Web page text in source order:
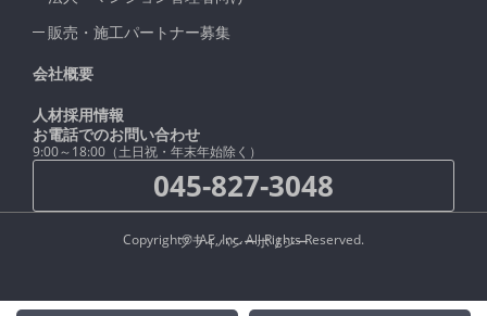
販売・施工パートナー募集
会社概要
人材採用情報
お電話でのお問い合わせ
9:00～18:00（土日祝・年末年始除く）
045-827-3048
プライバシーポリシー
Copyright© IAE, Inc. All Rights Reserved.